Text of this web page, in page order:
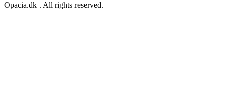
Opacia.dk . All rights reserved.